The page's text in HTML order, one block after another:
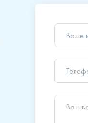
Ваше
Ваш